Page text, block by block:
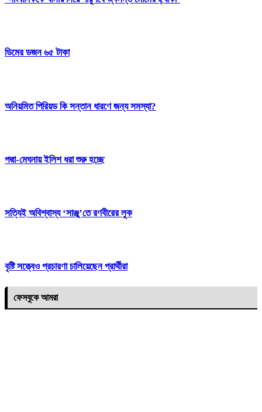
ডিমের ডজন ৬৫ টাকা
অনিয়মিত পিরিয়ড কি সন্তান ধারণে জন্য সমস্যা?
পদ্মা-মেঘনায় ইলিশ ধরা শুরু হচ্ছে
সত্যিই অবিশ্বাস্য ‘সাঞ্জু’তে রণবীরের লুক
বৃষ্টি সত্ত্বেও প্রচারণা চালিয়েছেন প্রার্থীরা
ফেসবুকে আমরা